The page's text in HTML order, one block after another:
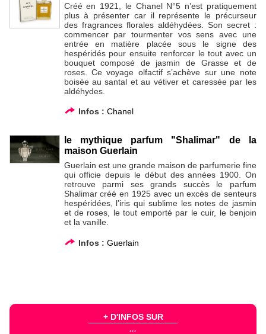
Créé en 1921, le Chanel N°5 n’est pratiquement
plus à présenter car il représente le précurseur
des fragrances florales aldéhydées. Son secret :
commencer par tourmenter vos sens avec une
entrée en matière placée sous le signe des
hespéridés pour ensuite renforcer le tout avec un
bouquet composé de jasmin de Grasse et de
roses. Ce voyage olfactif s’achève sur une note
boisée au santal et au vétiver et caressée par les
aldéhydes.
Infos : Chanel
le mythique parfum "Shalimar" de la
maison Guerlain
Guerlain est une grande maison de parfumerie fine
qui officie depuis le début des années 1900. On
retrouve parmi ses grands succès le parfum
Shalimar créé en 1925 avec un excès de senteurs
hespéridées, l’iris qui sublime les notes de jasmin
et de roses, le tout emporté par le cuir, le benjoin
et la vanille.
Infos : Guerlain
+ D'INFOS SUR
...